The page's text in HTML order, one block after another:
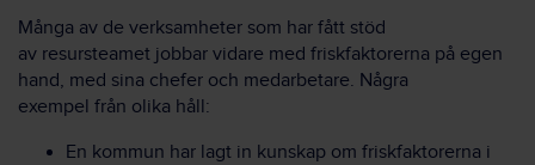
Många av de verksamheter som har fått stöd
av resursteamet jobbar vidare med friskfaktorerna på egen
hand, med sina chefer och medarbetare. Några
exempel från olika håll:
En kommun har lagt in kunskap om friskfaktorerna i